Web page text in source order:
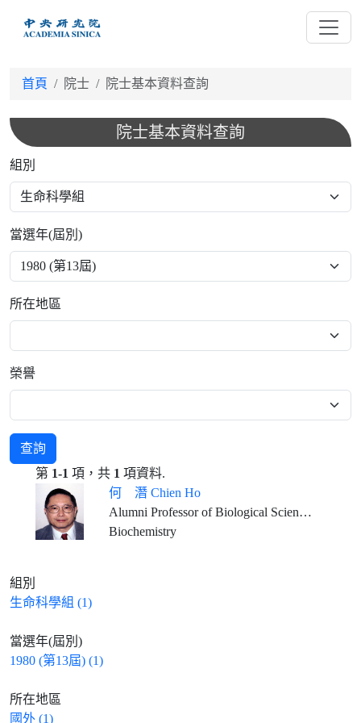
首頁 院士 院士基本資料查詢
院士基本資料查詢
組別
當選年(屆別)
所在地區
榮譽
查詢
第 1-1 項，共 1 項資料.
何 潛 Chien Ho
Alumni Professor of Biological Sciences, Carnegie Mellon University, Emeritus
Biochemistry
組別
生命科學組 (1)
當選年(屆別)
1980 (第13屆) (1)
所在地區
國外 (1)